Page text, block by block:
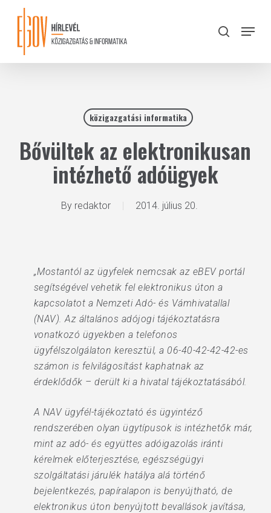
content
search
Menu
közigazgatási informatika
Bővültek az elektronikusan
intézhető adóügyek
By redaktor 2014. július 20.
„Mostantól az ügyfelek nemcsak az eBEV portál
segítségével vehetik fel elektronikus úton a
kapcsolatot a Nemzeti Adó- és Vámhivatallal
(NAV). Az általános adójogi tájékoztatásra
vonatkozó ügyekben a telefonos
ügyfélszolgálaton keresztül, a 06-40-42-42-42-es
számon is felvilágosítást kaphatnak az
érdeklődők – derült ki a hivatal tájékoztatásából.
A NAV ügyfél-tájékoztató és ügyintéző
rendszerében olyan ügytípusok is intézhetők már,
mint az adó- és együttes adóigazolás iránti
kérelmek előterjesztése, egészségügyi
szolgáltatási járulék hatálya alá történő
bejelentkezés, papíralapon is benyújtható, de
elektronikus úton benyújtott bevallások javítása,
Close